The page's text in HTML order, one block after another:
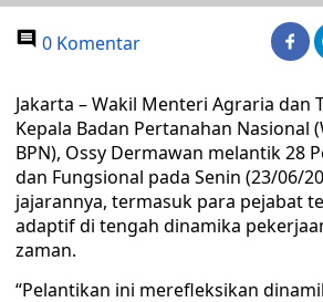
0 Komentar
Jakarta – Wakil Menteri Agraria dan
Kepala Badan Pertanahan Nasional
BPN), Ossy Dermawan melantik 28
dan Fungsional pada Senin (23/06/
jajarannya, termasuk para pejabat
adaptif di tengah dinamika
zaman.
“Pelantikan ini merefleksikan